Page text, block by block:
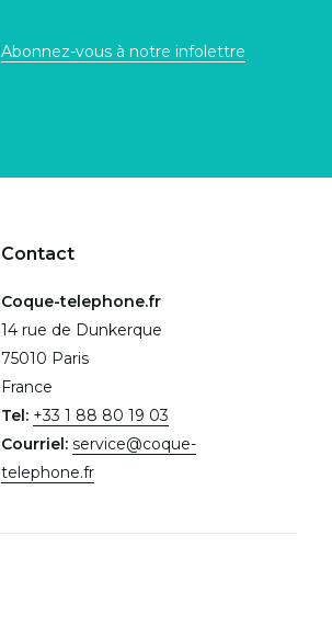
Abonnez-vous à notre infolettre
Contact
Coque-telephone.fr
14 rue de Dunkerque
75010 Paris
France
Tel: +33 1 88 80 19 03
Courriel: service@coque-
telephone.fr